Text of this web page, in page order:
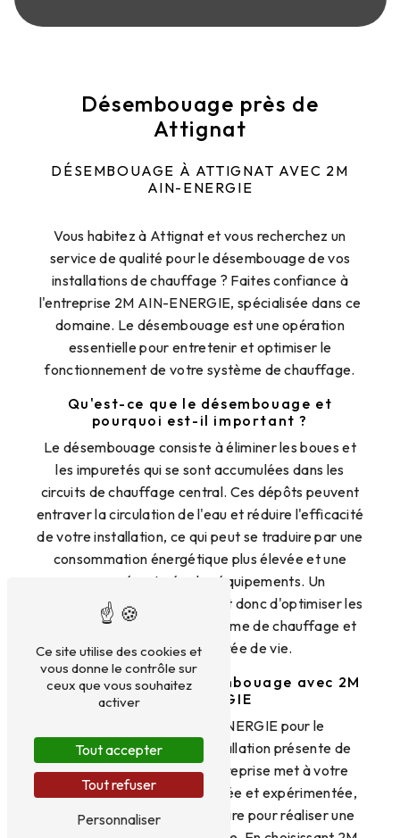
Désembouage près de
Attignat
DÉSEMBOUAGE À ATTIGNAT AVEC 2M
AIN-ENERGIE
Vous habitez à Attignat et vous recherchez un
service de qualité pour le désembouage de vos
installations de chauffage ? Faites confiance à
l'entreprise 2M AIN-ENERGIE, spécialisée dans ce
domaine. Le désembouage est une opération
essentielle pour entretenir et optimiser le
fonctionnement de votre système de chauffage.
Qu'est-ce que le désembouage et
pourquoi est-il important ?
Le désembouage consiste à éliminer les boues et
les impuretés qui se sont accumulées dans les
circuits de chauffage central. Ces dépôts peuvent
entraver la circulation de l'eau et réduire l'efficacité
de votre installation, ce qui peut se traduire par une
consommation énergétique plus élevée et une
usure prématurée des équipements. Un
désembouage régulier permet donc d'optimiser les
performances de votre système de chauffage et
de prolonger sa durée de vie.
Les avantages du désembouage avec 2M
AIN-ENERGIE
Faire appel à 2M AIN-ENERGIE pour le
désembouage de votre installation présente de
nombreux avantages. L'entreprise met à votre
disposition une équipe qualifiée et expérimentée,
équipée du matériel nécessaire pour réaliser une
Ce site utilise des cookies et
vous donne le contrôle sur
ceux que vous souhaitez
activer
Tout accepter
Tout refuser
Personnaliser